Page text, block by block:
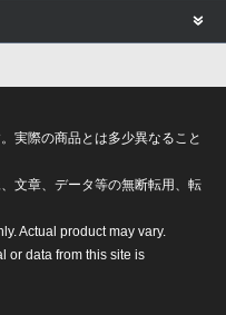
実際の商品とは多少異なること
文章、データ等の無断転用、転
Actual product may vary.
or data from this site is